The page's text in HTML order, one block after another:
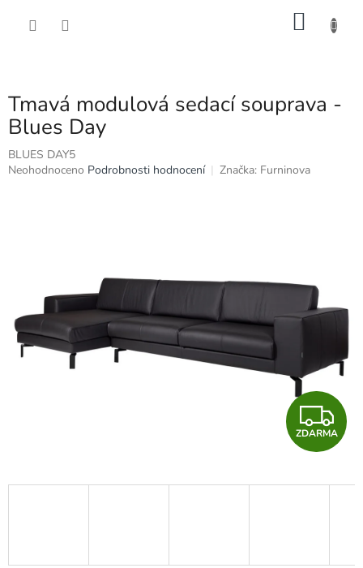
Tmavá modulová sedací souprava -
Blues Day
BLUES DAY5
Průměrné
Neohodnoceno Podrobnosti hodnocení Značka: Furninova
Z
D
A
ZDARMA